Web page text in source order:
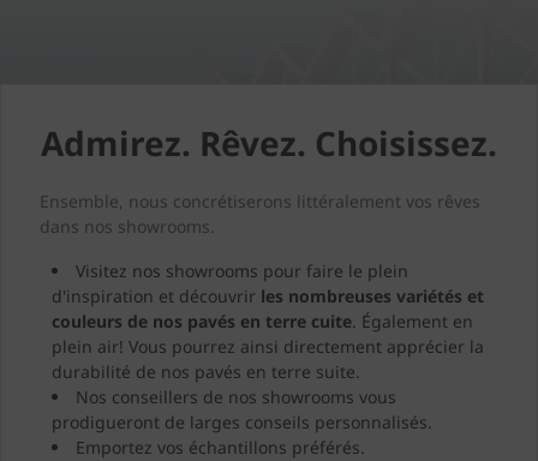
Admirez. Rêvez. Choisissez.
Ensemble, nous concrétiserons littéralement vos rêves
dans nos showrooms.
Visitez nos showrooms pour faire le plein
d'inspiration et découvrir les nombreuses variétés et
couleurs de nos pavés en terre cuite. Également en
plein air! Vous pourrez ainsi directement apprécier la
durabilité de nos pavés en terre suite.
Nos conseillers de nos showrooms vous
prodigueront de larges conseils personnalisés.
Emportez vos échantillons préférés.